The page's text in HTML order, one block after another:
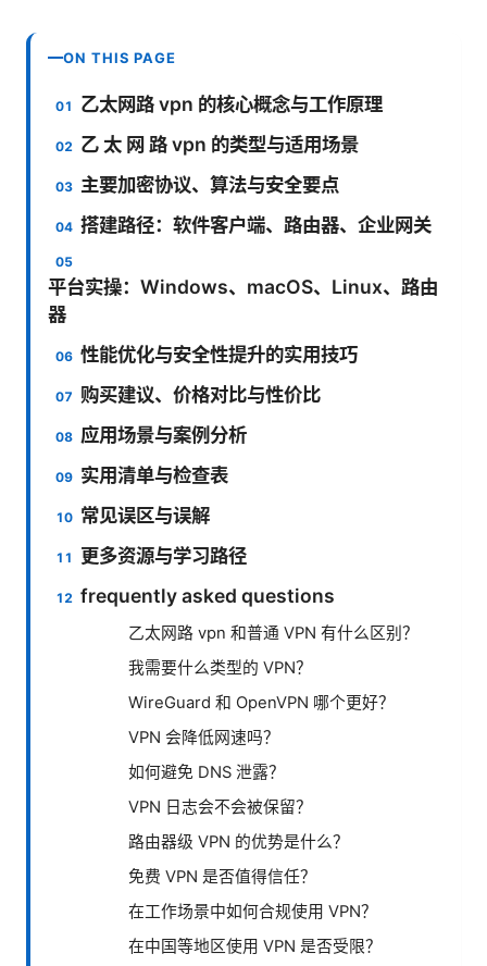
ON THIS PAGE
乙太网路 vpn 的核心概念与工作原理
乙 太 网 路 vpn 的类型与适用场景
主要加密协议、算法与安全要点
搭建路径：软件客户端、路由器、企业网关
平台实操：Windows、macOS、Linux、路由
器
性能优化与安全性提升的实用技巧
购买建议、价格对比与性价比
应用场景与案例分析
实用清单与检查表
常见误区与误解
更多资源与学习路径
frequently asked questions
乙太网路 vpn 和普通 VPN 有什么区别？
我需要什么类型的 VPN？
WireGuard 和 OpenVPN 哪个更好？
VPN 会降低网速吗？
如何避免 DNS 泄露？
VPN 日志会不会被保留？
路由器级 VPN 的优势是什么？
免费 VPN 是否值得信任？
在工作场景中如何合规使用 VPN？
在中国等地区使用 VPN 是否受限？